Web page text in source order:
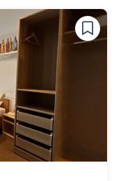
1 wechseln
2 wechseln
wechseln